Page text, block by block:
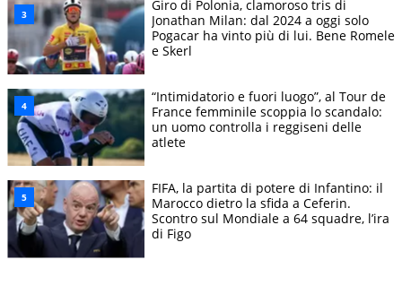
Giro di Polonia, clamoroso tris di
Jonathan Milan: dal 2024 a oggi solo
Pogacar ha vinto più di lui. Bene Romele
e Skerl
“Intimidatorio e fuori luogo”, al Tour de
France femminile scoppia lo scandalo:
un uomo controlla i reggiseni delle
atlete
FIFA, la partita di potere di Infantino: il
Marocco dietro la sfida a Ceferin.
Scontro sul Mondiale a 64 squadre, l’ira
di Figo